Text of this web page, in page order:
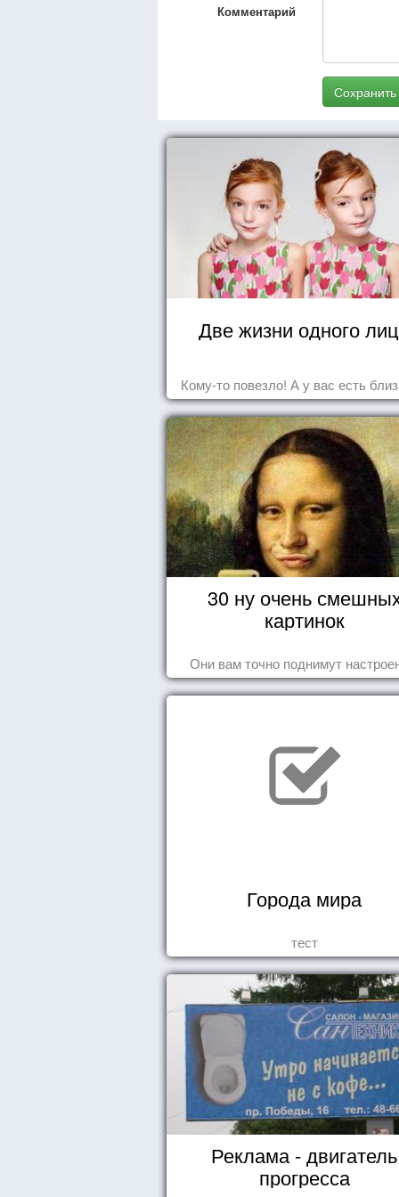
Комментарий
Сохранить
Две жизни одного
Кому-то повезло! А у вас есть
30 ну очень
картинок
Они вам точно поднимут
Города мира
тест
Реклама - двигатель
прогресса